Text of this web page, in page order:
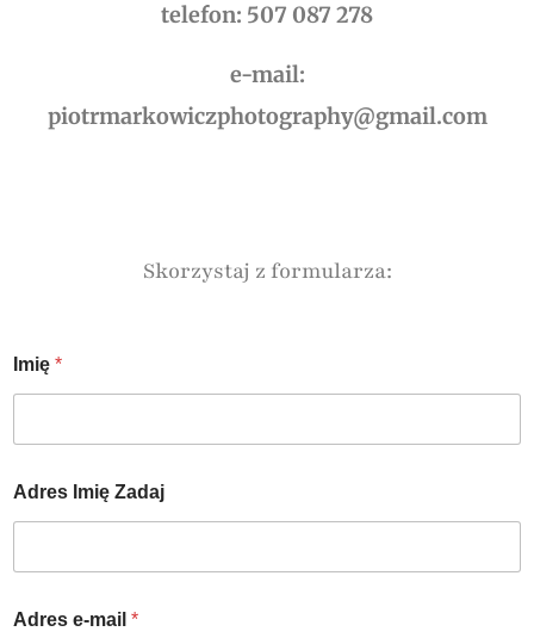
telefon: 507 087 278
e-mail:
piotrmarkowiczphotography@gmail.com
Skorzystaj z formularza:
Imię *
Adres Imię Zadaj
Adres e-mail *